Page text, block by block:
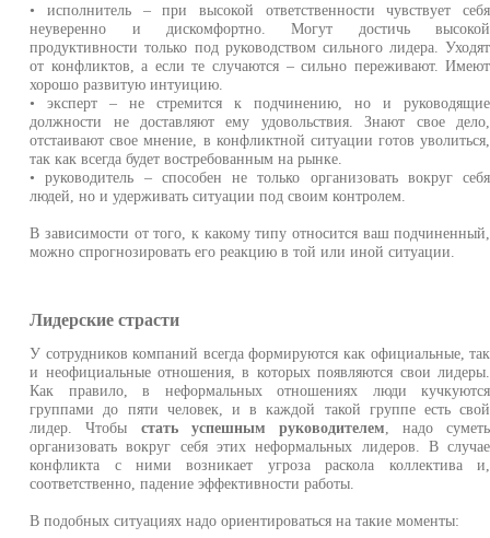
• исполнитель – при высокой ответственности чувствует себя
неуверенно и дискомфортно. Могут достичь высокой
продуктивности только под руководством сильного лидера. Уходят
от конфликтов, а если те случаются – сильно переживают. Имеют
хорошо развитую интуицию.
• эксперт – не стремится к подчинению, но и руководящие
должности не доставляют ему удовольствия. Знают свое дело,
отстаивают свое мнение, в конфликтной ситуации готов уволиться,
так как всегда будет востребованным на рынке.
• руководитель – способен не только организовать вокруг себя
людей, но и удерживать ситуации под своим контролем.
В зависимости от того, к какому типу относится ваш подчиненный,
можно спрогнозировать его реакцию в той или иной ситуации.
Лидерские страсти
У сотрудников компаний всегда формируются как официальные, так
и неофициальные отношения, в которых появляются свои лидеры.
Как правило, в неформальных отношениях люди кучкуются
группами до пяти человек, и в каждой такой группе есть свой
лидер. Чтобы стать успешным руководителем , надо суметь
организовать вокруг себя этих неформальных лидеров. В случае
конфликта с ними возникает угроза раскола коллектива и,
соответственно, падение эффективности работы.
В подобных ситуациях надо ориентироваться на такие моменты: